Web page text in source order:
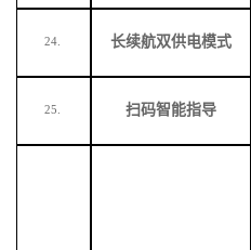
24. 长续航双供电模式
25. 扫码智能指导